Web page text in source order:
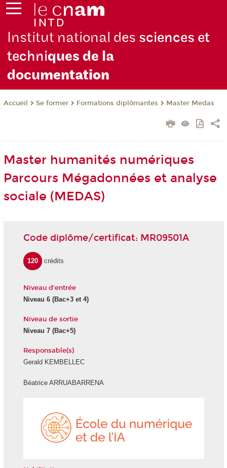
Institut national des sciences et
techniques de la
documentation
Accueil Se former Formations diplômantes Master Medas
Master humanités numériques
Parcours Mégadonnées et analyse
sociale (MEDAS)
Code diplôme/certificat: MR09501A
120 crédits
Niveau d'entrée
Niveau 6(Bac+3 et 4)
Niveau de sortie
Niveau 7(Bac+5)
Responsable(s)
Gerald KEMBELLEC
Béatrice ARRUABARRENA